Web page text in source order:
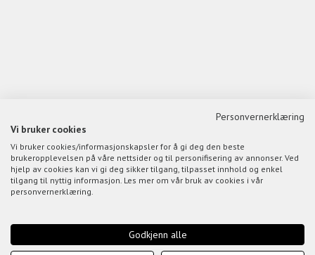
Personvernerklæring
Vi bruker cookies
Vi bruker cookies/informasjonskapsler for å gi deg den beste
brukeropplevelsen på våre nettsider og til personifisering av annonser. Ved
hjelp av cookies kan vi gi deg sikker tilgang, tilpasset innhold og enkel
tilgang til nyttig informasjon. Les mer om vår bruk av cookies i vår
personvernerklæring.
Godkjenn alle